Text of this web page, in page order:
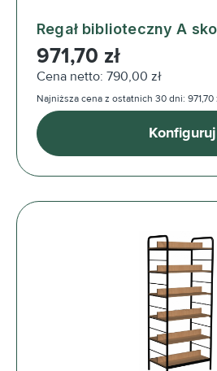
Regał biblioteczny A
Cena regularna:
971,70 zł
Cena netto: 790,00 zł
Najniższa cena z ostatnich 30 dni: 971,70
Konfiguruj